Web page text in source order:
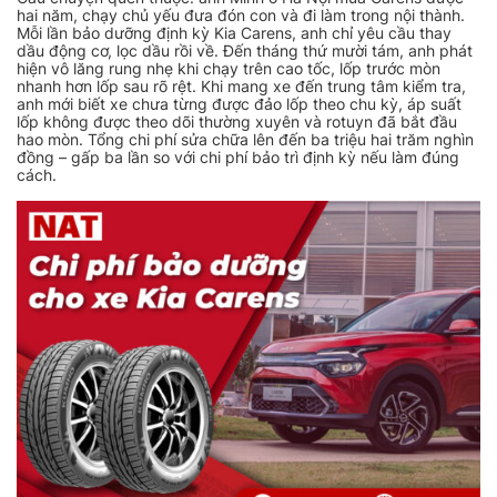
hai năm, chạy chủ yếu đưa đón con và đi làm trong nội thành.
Mỗi lần bảo dưỡng định kỳ Kia Carens, anh chỉ yêu cầu thay
dầu động cơ, lọc dầu rồi về. Đến tháng thứ mười tám, anh phát
hiện vô lăng rung nhẹ khi chạy trên cao tốc, lốp trước mòn
nhanh hơn lốp sau rõ rệt. Khi mang xe đến trung tâm kiểm tra,
anh mới biết xe chưa từng được đảo lốp theo chu kỳ, áp suất
lốp không được theo dõi thường xuyên và rotuyn đã bắt đầu
hao mòn. Tổng chi phí sửa chữa lên đến ba triệu hai trăm nghìn
đồng – gấp ba lần so với chi phí bảo trì định kỳ nếu làm đúng
cách.